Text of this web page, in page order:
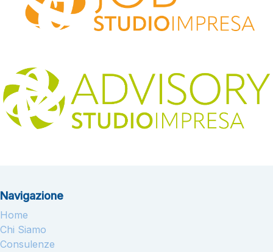
Navigazione
Home
Chi Siamo
Consulenze